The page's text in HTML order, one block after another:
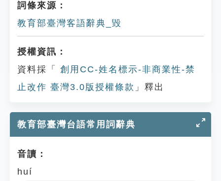
詞條來源：
教育部臺灣客語辭典_毀
授權資訊：
資料採「
創用CC-姓名標示-非商業性-禁
止改作 臺灣3.0版授權條款 」釋出
教育部臺灣台語常用詞辭典
音讀：
huí